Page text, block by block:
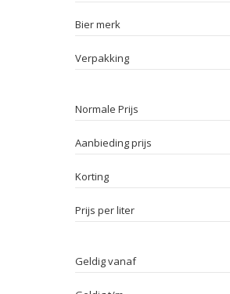
Bier merk
Verpakking
Normale Prijs
Aanbieding prijs
Korting
Prijs per liter
Geldig vanaf